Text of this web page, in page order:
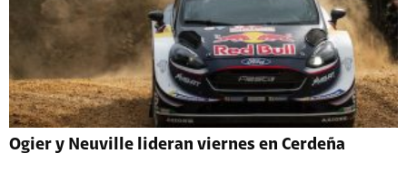
Ogier y Neuville lideran viernes en Cerdeña